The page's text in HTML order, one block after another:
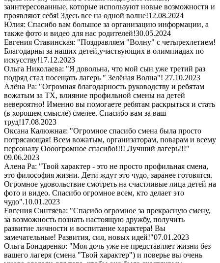
заинтересованные, которые используют новые возможности и
проявляют себя! Здесь все на одной волне!12.08.2024
Юлия: Спасибо вам большое за организацию информации, а
также фото и видео для нас родителей!30.05.2024
Евгения Ставинская: "Поздравляем "Волну" с четырехлетием!
Благодарны за наших детей,участвующих в олимпиадах по
искусству!17.12.2023
Ольга Николаева: "Я довольна, что мой сын уже третий раз
подряд стал посещать лагерь " Зелёная Волна"! 27.10.2023
Алёна Ра: "Огромная благодарность руководству и ребятам
вожатым за ТХ, влияние профильной смены на детей
невероятно! Именно вы помогаете ребятам раскрыться и стать
(в хорошем смысле) смелее. Спасибо вам за ваш
труд!17.08.2023
Оксана Калюжная: "Огромное спасибо смена была просто
потрясающая! Всем вожатым, организаторам, поварам и всему
персоналу Оооогромное спасибо!!!! Лучший лагерь!!!"
09.06.2023
Алена Ра: "Твой характер - это не просто профильная смена,
это философия жизни. Дети ждут это чудо, заранее готовятся.
Огромное удовольствие смотреть на счастливые лица детей на
фото и видео. Спасибо огромное всем, кто делает это
чудо".10.01.2023
Евгения Синтяева: "Спасибо огромное за прекрасную смену,
за возможность познать настоящую дружбу, получить
развитие личности и воспитание характера! Вы
замечательные! Развития, сил, новых идей!"07.01.2023
Ольга Бондаренко: "Моя дочь уже не представляет жизни без
вашего лагеря (смена "Твой характер") и поверье вы очень